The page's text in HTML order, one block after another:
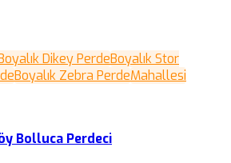
Dikey PerdeBoyalık Stor
Boyalık Zebra PerdeMahallesi
Bolluca Perdeci